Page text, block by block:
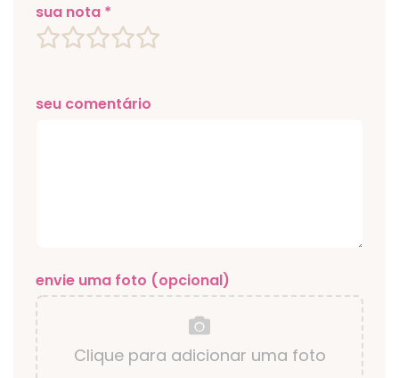
sua nota *
seu comentário
envie uma foto (opcional)
Clique para adicionar uma foto